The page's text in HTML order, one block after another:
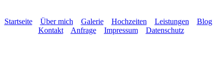
Startseite Über mich Galerie Hochzeiten Leistungen
Blog
Kontakt
Anfrage Impressum Datenschutz